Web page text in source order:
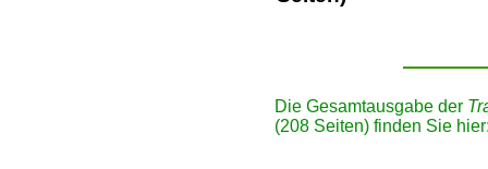
Die Gesamtausgabe der
(208 Seiten) finden Sie